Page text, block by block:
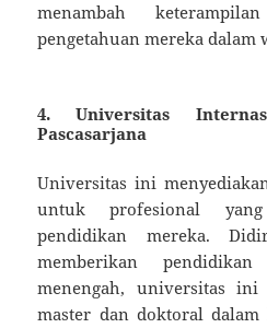
menambah
pengetahuan mereka dalam
4.Universitas
Pascasarjana
Universitas ini
untuk profesional
pendidikan mereka.
memberikan
menengah, universitas ini
master dan doktoral